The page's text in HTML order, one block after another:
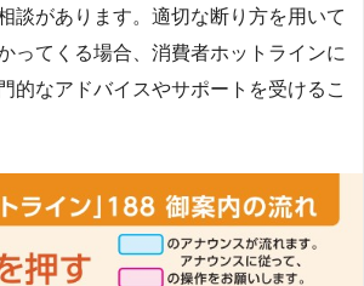
談があります。適切な断り方を用いて
ってくる場合、消費者ホットラインに
的なアドバイスやサポートを受けるこ